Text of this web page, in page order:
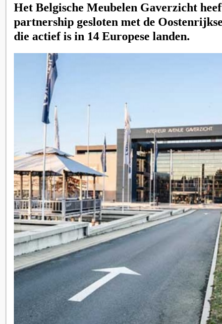
Het Belgische Meubelen Gaverzicht
partnership gesloten met de
die actief is in 14 Europese landen.